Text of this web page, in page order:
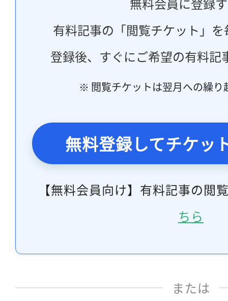
有料記事の「閲覧チケット」
登録後、すぐにご希望の有料記
※ 閲覧チケットは翌月への繰り
無料登録してチケッ
【無料会員向け】有料記事の閲
ちら
または